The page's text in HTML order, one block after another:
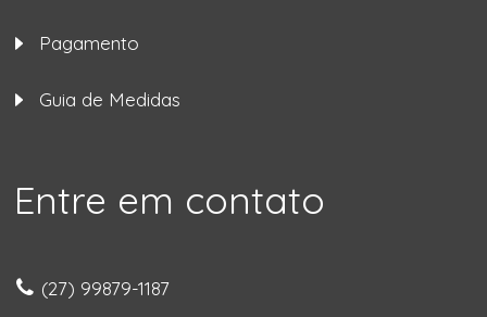
Pagamento
Guia de Medidas
Entre em contato
(27) 99879-1187